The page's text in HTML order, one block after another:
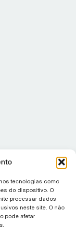
tecnologias como
do dispositivo. O
processar dados
neste site. O não
pode afetar